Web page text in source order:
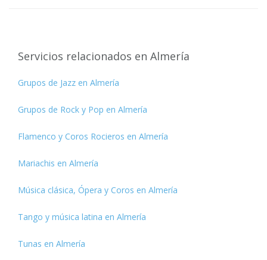
Servicios relacionados en Almería
Grupos de Jazz en Almería
Grupos de Rock y Pop en Almería
Flamenco y Coros Rocieros en Almería
Mariachis en Almería
Música clásica, Ópera y Coros en Almería
Tango y música latina en Almería
Tunas en Almería